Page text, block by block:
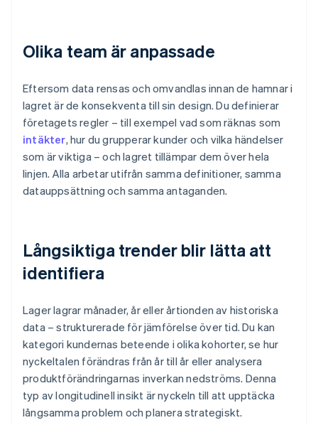
Olika team är anpassade
Eftersom data rensas och omvandlas innan de hamnar i
lagret är de konsekventa till sin design. Du definierar
företagets regler – till exempel vad som räknas som
intäkter, hur du grupperar kunder och vilka händelser
som är viktiga – och lagret tillämpar dem över hela
linjen. Alla arbetar utifrån samma definitioner, samma
datauppsättning och samma antaganden.
Långsiktiga trender blir lätta att
identifiera
Lager lagrar månader, år eller årtionden av historiska
data – strukturerade för jämförelse över tid. Du kan
kategori kundernas beteende i olika kohorter, se hur
nyckeltalen förändras från år till år eller analysera
produktförändringarnas inverkan nedströms. Denna
typ av longitudinell insikt är nyckeln till att upptäcka
långsamma problem och planera strategiskt.